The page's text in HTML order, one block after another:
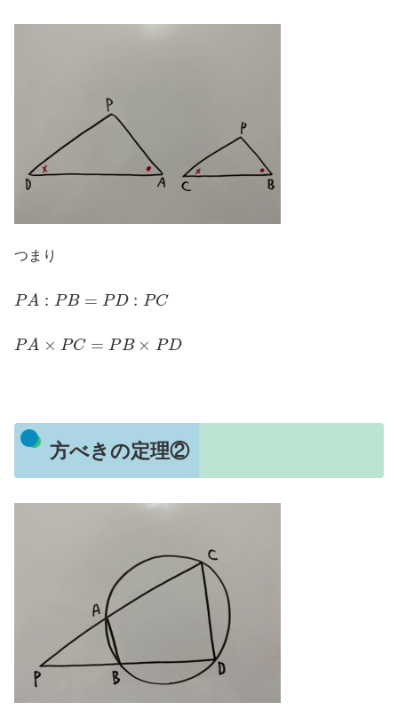
つまり
PA: B=P PC
PA× C=P ×PD
方べきの定理②